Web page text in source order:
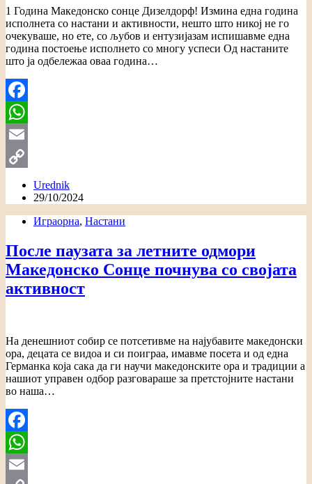
1 Година Македонско сонце Дизелдорф! Измина една година
исполнета со настани и активности, нешто што никој не го
очекуваше, но ете, со љубов и ентузијазам испишавме една
година постоење исполнето со многу успеси Од настаните
што ја одбележаа оваа година…
Facebook
WhatsApp
Email
Link
Urednik
29/10/2024
Играорна, Настани
После паузата за летните одмори
Македонско Сонце почнува со својата
активност
На денешниот собир се потсетивме на најубавите македонски
ора, децата се видоа и си поиграа, имавме посета и од една
Германка која сака да ги научи македонските ора и традиции а
нашиот управен одбор разговараше за претстојните настани
во наша…
Facebook
WhatsApp